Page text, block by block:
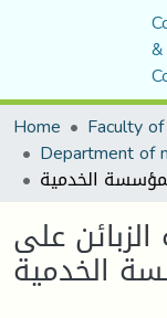
&
Home
على
الخدمية